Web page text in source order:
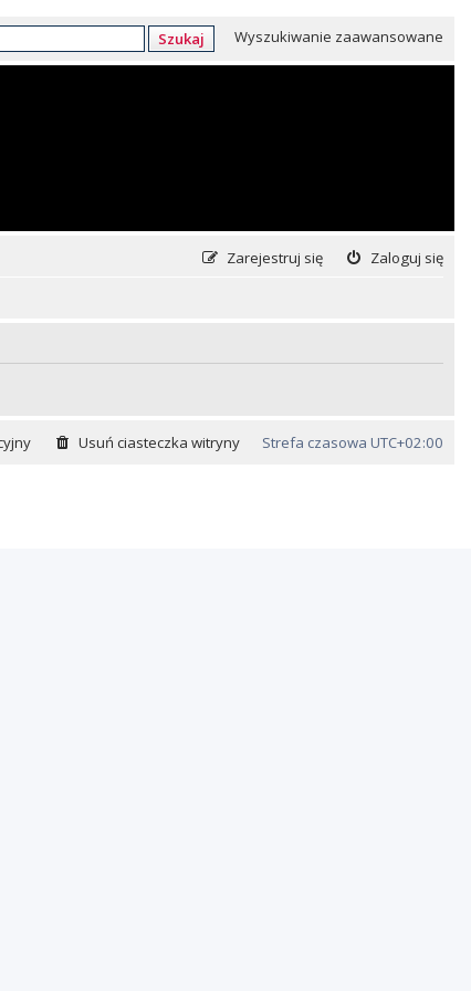
Szukaj Wyszukiwanie zaawansowane
Zaloguj się
Zarejestruj się
Strefa czasowa UTC+02:00
Usuń ciasteczka witryny